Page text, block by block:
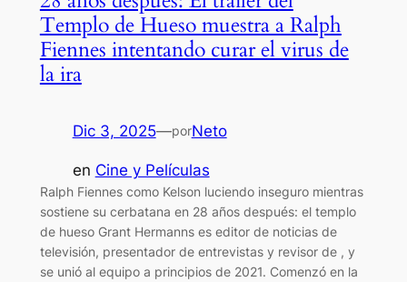
Templo de Hueso muestra a Ralph
Fiennes intentando curar el virus de
la ira
Dic 3, 2025—porNeto
en Cine y Películas
Ralph Fiennes como Kelson luciendo inseguro mientras
sostiene su cerbatana en 28 años después: el templo
de hueso Grant Hermanns es editor de noticias de
televisión, presentador de entrevistas y revisor de , y
se unió al equipo a principios de 2021. Comenzó en la